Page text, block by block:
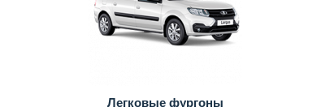
Легковые фургоны